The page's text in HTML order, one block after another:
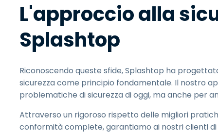
L'approccio alla
Splashtop
Riconoscendo queste sfide, Splashtop ha
sicurezza come principio fondamentale. Il nostro
problematiche di sicurezza di oggi, ma anche per
Attraverso un rigoroso rispetto delle migliori
conformità complete, garantiamo ai nostri clienti